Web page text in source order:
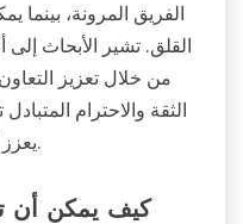
الفريق المرونة، بينما
القلق. تشير الأبحاث إلى
من خلال تعزيز
الثقة والاحترام
يعزز الأداء والمتعة العامة في الرياضة.
كيف يمكن أن